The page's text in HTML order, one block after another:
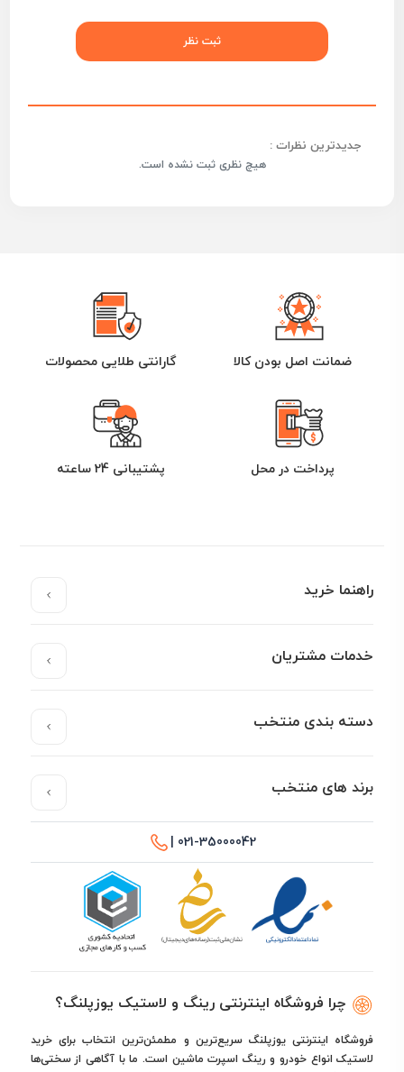
جدیدترین نظرات :
هیچ نظری ثبت نشده است.
ضمانت اصل بودن کالا گارانتی طلایی محصولات
پرداخت در محل پشتیبانی 24 ساعته
راهنما خرید
خدمات مشتریان
دسته بندی منتخب
برند های منتخب
021-35000042 |
چرا فروشگاه اینترنتی رینگ و لاستیک یوزپلنگ؟
فروشگاه اینترنتی یوزپلنگ سریع‌ترین و مطمئن‌ترین انتخاب برای خرید
لاستیک انواع خودرو و رینگ اسپرت ماشین است. ما با آگاهی از سختی‌ها